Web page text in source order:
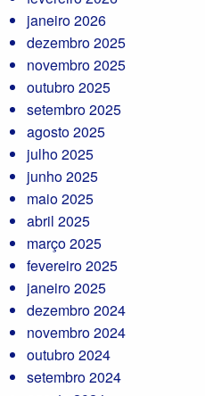
janeiro 2026
dezembro 2025
novembro 2025
outubro 2025
setembro 2025
agosto 2025
julho 2025
junho 2025
maio 2025
abril 2025
março 2025
fevereiro 2025
janeiro 2025
dezembro 2024
novembro 2024
outubro 2024
setembro 2024